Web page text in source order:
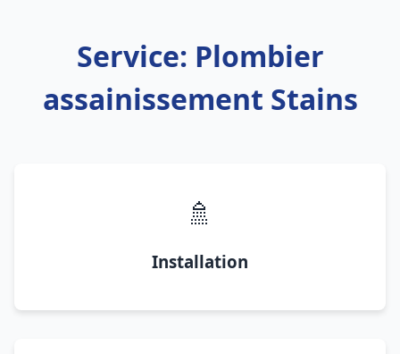
Service: Plombier
assainissement Stains
🚿
Installation